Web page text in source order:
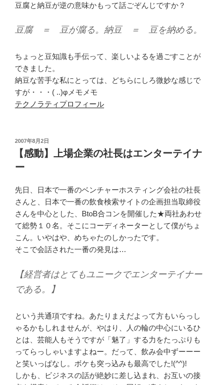
豆腐と納豆が逆の意味かもって話ごぞんじですか？
豆腐 ＝ 豆が腐る。納豆 ＝ 豆を納める。
ちょっと豆知識も手伝って、楽しいよるを過ごすことが
できました。
納豆な苦手な私にとっては、どちらにしろ微妙な感じで
すが・・・( ..)φメモメモ
テクノラティプロフィール
投
日:
2007年8月2日
【感動】上場企業の社長はエンターテイナ
ー
先日、日本で一番のベンチャーホスティング会社の社長
さんと、日本で一番の飲食検索サイトの企画担当取締役
さんを中心とした、BtoB合コンを開催した★両社あわせ
て総勢１０名。そこにコーディネーターとして僕がちょ
こん。いやはや、めちゃたのしかったです。
そこで会話された一番の発見は…
【経営者はとてもユニークでエンターテイナー
である。】
という共通項ですね。あたりまえだよって方もいらっし
ゃるかもしれませんが、やはり、人の輪の中心にいるひ
とは、芸能人もそうですが「魅了」する力をたっぷりも
ってらっしゃいますよねー。だって、飲み会中ずーーー
と笑いっぱなし。ボケも突っ込みも最高でした!(^^)!
しかも、ビジネスの話が絶妙に差し込まれ、お互いの接